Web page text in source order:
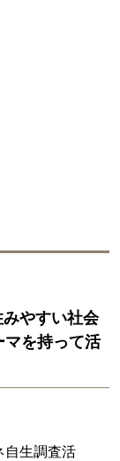
やすい社会
マを持って活
自生調査活